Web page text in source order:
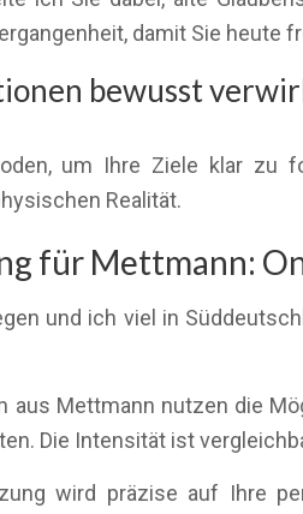
damit Sie heute
bewusst
um Ihre Ziele klar zu
Realität.
für Mettmann:
und ich viel in
aus Mettmann nutzen die
Die Intensität ist
wird präzise auf Ihre